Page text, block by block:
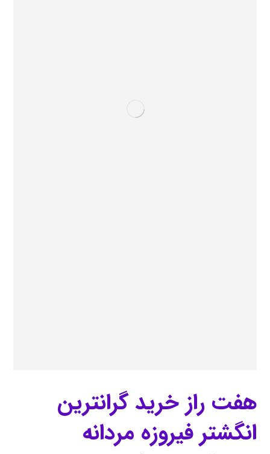
هفت راز خرید گرانترین
انگشتر فیروزه مردانه